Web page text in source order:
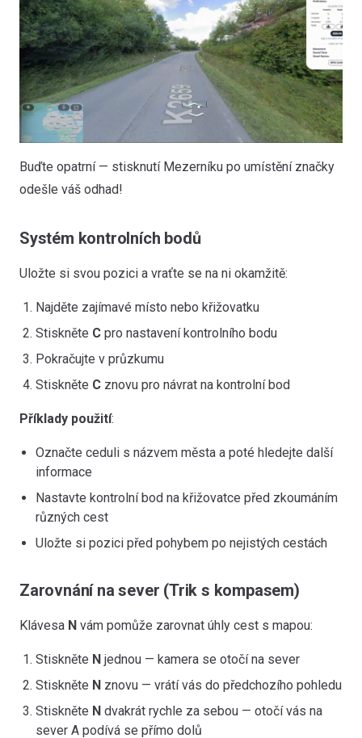
Buďte opatrní — stisknutí Mezerníku po umístění značky
odešle váš odhad!
Systém kontrolních bodů
Uložte si svou pozici a vraťte se na ni okamžitě:
Najděte zajímavé místo nebo křižovatku
Stiskněte C pro nastavení kontrolního bodu
Pokračujte v průzkumu
Stiskněte C znovu pro návrat na kontrolní bod
Příklady použití:
Označte ceduli s názvem města a poté hledejte další
informace
Nastavte kontrolní bod na křižovatce před zkoumáním
různých cest
Uložte si pozici před pohybem po nejistých cestách
Zarovnání na sever (Trik s kompasem)
Klávesa N vám pomůže zarovnat úhly cest s mapou:
Stiskněte N jednou — kamera se otočí na sever
Stiskněte N znovu — vrátí vás do předchozího pohledu
Stiskněte N dvakrát rychle za sebou — otočí vás na
sever A podívá se přímo dolů